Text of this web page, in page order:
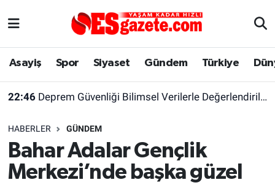
Asayiş Spor Siyaset Gündem Türkiye
22:46 Deprem Güvenliği Bilimsel Verilerle Değerlendirilmeli
HABERLER GÜNDEM
Bahar Adalar Gençlik
Merkezi’nde başka güzel
Asayiş
Gündem
Türkiye
Yaşam
Eskişehirspor Arşivi
Eskişehir Arşivi
Eskişehir Nöbetçi Eczaneler
Süper Lig Puan Durumu ve Fikstür
Tüm Manşetler